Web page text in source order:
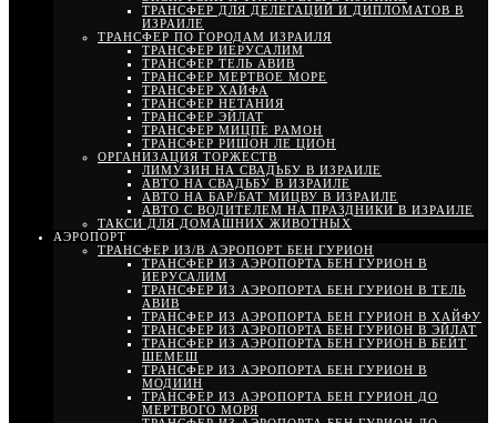
ТРАНСФЕР ДЛЯ ДЕЛЕГАЦИЙ И ДИПЛОМАТОВ В
ИЗРАИЛЕ
ТРАНСФЕР ПО ГОРОДАМ ИЗРАИЛЯ
ТРАНСФЕР ИЕРУСАЛИМ
ТРАНСФЕР ТЕЛЬ АВИВ
ТРАНСФЕР МЕРТВОЕ МОРЕ
ТРАНСФЕР ХАЙФА
ТРАНСФЕР НЕТАНИЯ
ТРАНСФЕР ЭЙЛАТ
ТРАНСФЕР МИЦПЕ РАМОН
ТРАНСФЕР РИШОН ЛЕ ЦИОН
ОРГАНИЗАЦИЯ ТОРЖЕСТВ
ЛИМУЗИН НА СВАДЬБУ В ИЗРАИЛЕ
АВТО НА СВАДЬБУ В ИЗРАИЛЕ
АВТО НА БАР/БАТ МИЦВУ В ИЗРАИЛЕ
АВТО С ВОДИТЕЛЕМ НА ПРАЗДНИКИ В ИЗРАИЛЕ
ТАКСИ ДЛЯ ДОМАШНИХ ЖИВОТНЫХ
АЭРОПОРТ
ТРАНСФЕР ИЗ/В АЭРОПОРТ БЕН ГУРИОН
ТРАНСФЕР ИЗ АЭРОПОРТА БЕН ГУРИОН В
ИЕРУСАЛИМ
ТРАНСФЕР ИЗ АЭРОПОРТА БЕН ГУРИОН В ТЕЛЬ
АВИВ
ТРАНСФЕР ИЗ АЭРОПОРТА БЕН ГУРИОН В ХАЙФУ
ТРАНСФЕР ИЗ АЭРОПОРТА БЕН ГУРИОН В ЭЙЛАТ
ТРАНСФЕР ИЗ АЭРОПОРТА БЕН ГУРИОН В БЕЙТ
ШЕМЕШ
ТРАНСФЕР ИЗ АЭРОПОРТА БЕН ГУРИОН В
МОДИИН
ТРАНСФЕР ИЗ АЭРОПОРТА БЕН ГУРИОН ДО
МЕРТВОГО МОРЯ